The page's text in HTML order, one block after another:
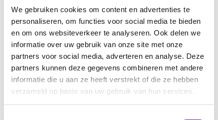
We gebruiken cookies om content en advertenties te
personaliseren, om functies voor social media te bieden
en om ons websiteverkeer te analyseren. Ook delen we
informatie over uw gebruik van onze site met onze
partners voor social media, adverteren en analyse. Deze
partners kunnen deze gegevens combineren met andere
informatie die u aan ze heeft verstrekt of die ze hebben
verzameld op basis van uw gebruik van hun services.
Tijdens de derde editie van het Stage- en
Banenfestival in het GelreDome...
Categorie:
NIEUW BESCHUT